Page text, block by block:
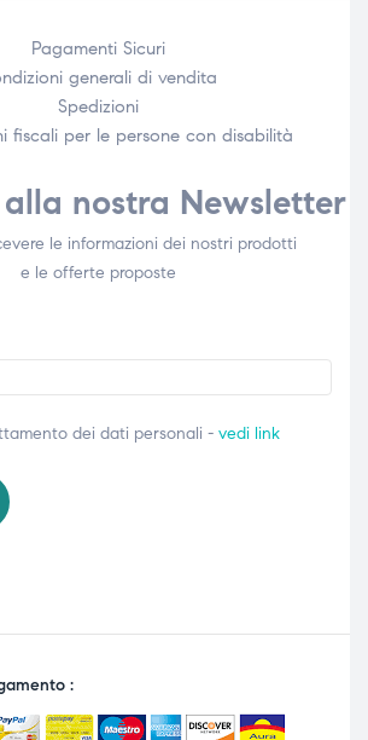
Pagamenti Sicuri
generali di vendita
Spedizioni
fiscali per le persone con disabilità​
nostra Newsletter
le informazioni dei nostri prodotti
e le offerte proposte
dei dati personali - vedi link
: